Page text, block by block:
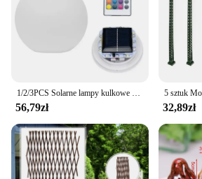
1/2/3PCS Solarne lampy kulkowe LED Zmiana koloru Zewnętrzna wodoodporna ogrodowa lampa słoneczna na trawnik Patio Ścieżka Podwórko Dekoracja domu na imprezę
56,79zł 32,89zł